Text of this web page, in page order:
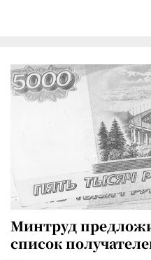
Минтруд
список